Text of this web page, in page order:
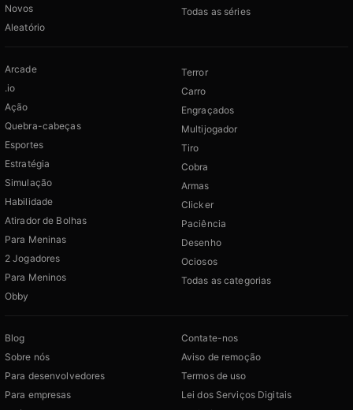
Novos
Aleatório
Todas as séries
Arcade
.io
Ação
Quebra-cabeças
Esportes
Estratégia
Simulação
Habilidade
Atirador de Bolhas
Para Meninas
2 Jogadores
Para Meninos
Obby
Terror
Carro
Engraçados
Multijogador
Tiro
Cobra
Armas
Clicker
Paciência
Desenho
Ociosos
Todas as categorias
Blog
Sobre nós
Para desenvolvedores
Para empresas
Contate-nos
Aviso de remoção
Termos de uso
Lei dos Serviços Digitais